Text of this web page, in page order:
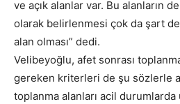
ve açık alanlar var. Bu alanların
olarak belirlenmesi çok da şart
alan olması” dedi.
Velibeyoğlu, afet sonrası toplanma
gereken kriterleri de şu sözlerle
toplanma alanları acil durumlarda